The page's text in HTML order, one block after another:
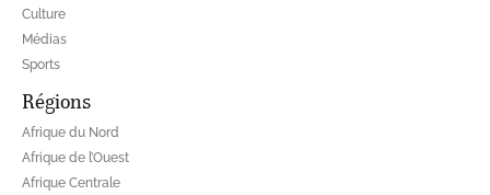
Culture
Médias
Sports
Régions
Afrique du Nord
Afrique de l’Ouest
Afrique Centrale